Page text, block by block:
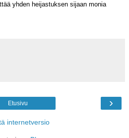
yhden heijastuksen sijaan monia
›
Etusivu
internetversio